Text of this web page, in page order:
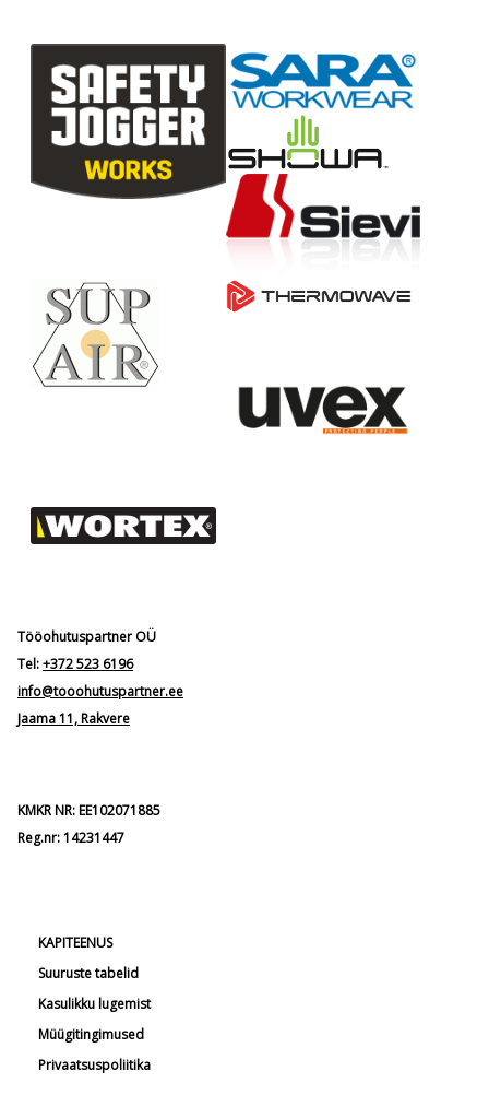
Tööohutuspartner OÜ
Tel:+372 523 6196
info@tooohutuspartner.ee
Jaama 11, Rakvere
KMKR NR: EE102071885
Reg.nr: 14231447
KAPITEENUS
Suuruste tabelid
Kasulikku lugemist
Müügitingimused
Privaatsuspoliitika